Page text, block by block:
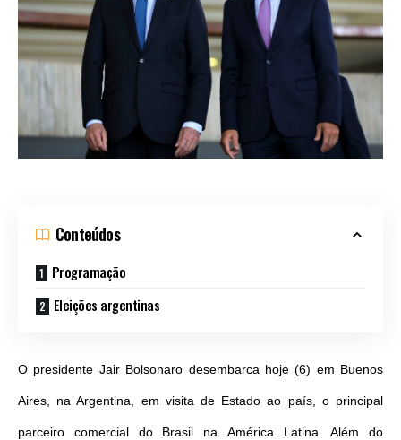
Conteúdos
Programação
Eleições argentinas
O presidente Jair Bolsonaro desembarca hoje (6) em Buenos
Aires, na Argentina, em visita de Estado ao país, o principal
parceiro comercial do Brasil na América Latina. Além do